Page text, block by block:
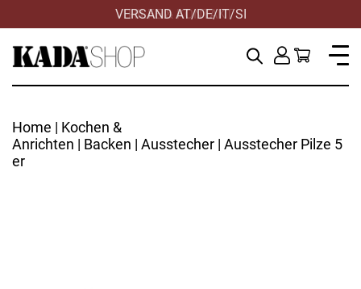
HILFE & KONTAKT
VERSAND AT/DE/IT/SI
Home | Kochen &
Anrichten | Backen | Ausstecher | Ausstecher Pilze 5
er